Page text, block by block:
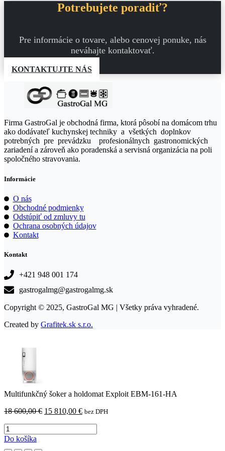
Potrebujete poradiť?
Pre informácie o tovare, alebo cenovej ponuke, nás
neváhajte kontaktovať.
KONTAKTUJTE NÁS
Firma GastroGal je obchodná firma, ktorá pôsobí na domácom trhu
ako dodávateľ kuchynskej techniky a všetkých doplnkov
potrebných pre prevádzku profesionálnych gastronomických
zariadení a zároveň ako poradenská a servisná organizácia na poli
spoločného stravovania.
Informácie
O nás
Obchodné podmienky
Odstúpiť od zmluvy tu
Ochrana osobných údajov
Kontakt
Kontakt
+421 948 001 174
gastrogalmg@gastrogalmg.sk
Copyright © 2025, GastroGal MG | Všetky práva vyhradené.
Created by Grafitek.sk s.r.o.
Multifunkčný šoker a holdomat Exploit EBM-161-HA
18 600,00€ Pôvodná
15 810,00 €Aktuálna
bez DPH
množstvo
Multifunkčný
Do košíka